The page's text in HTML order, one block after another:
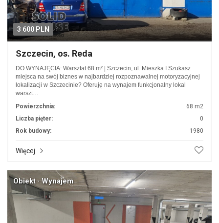
3 600 PLN
Szczecin, os. Reda
DO WYNAJĘCIA: Warsztat 68 m² | Szczecin, ul. Mieszka I Szukasz
miejsca na swój biznes w najbardziej rozpoznawalnej motoryzacyjnej
lokalizacji w Szczecinie? Oferuję na wynajem funkcjonalny lokal
warszt…
Powierzchnia:
68 m2
Liczba pięter:
0
Rok budowy:
1980
Więcej
Obiekt · Wynajem